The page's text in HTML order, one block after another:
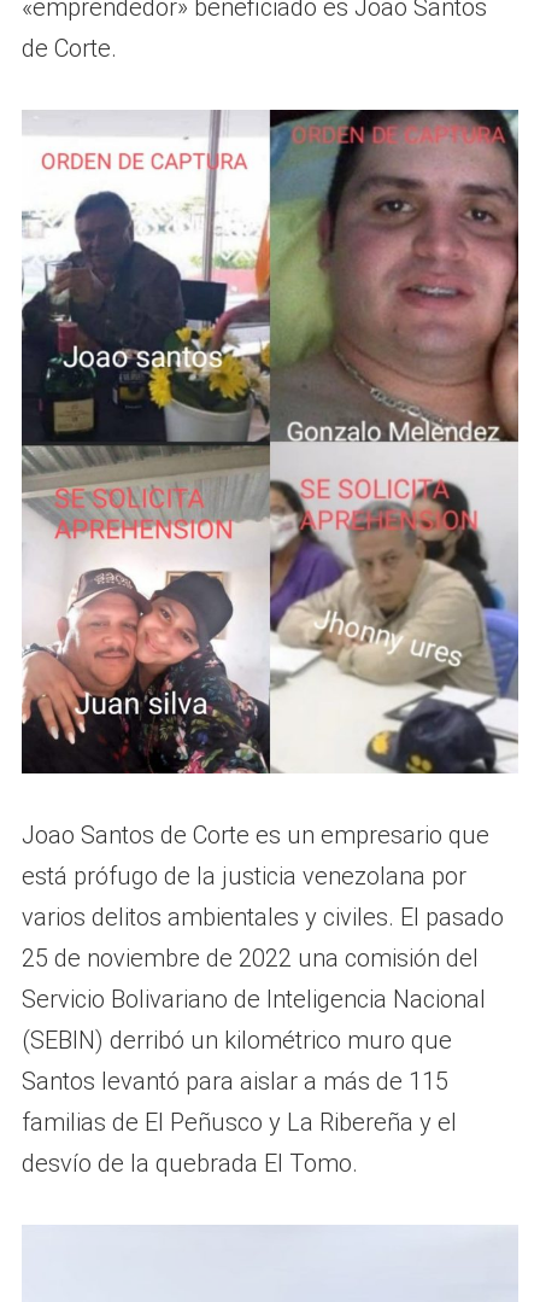
«emprendedor» beneficiado es Joao Santos
de Corte.
Joao Santos de Corte es un empresario que
está prófugo de la justicia venezolana por
varios delitos ambientales y civiles. El pasado
25 de noviembre de 2022 una comisión del
Servicio Bolivariano de Inteligencia Nacional
(SEBIN) derribó un kilométrico muro que
Santos levantó para aislar a más de 115
familias de El Peñusco y La Ribereña y el
desvío de la quebrada El Tomo.